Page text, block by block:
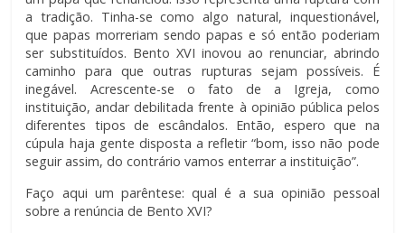
a tradição. Tinha-se como algo natural, inquestionável,
que papas morreriam sendo papas e só então poderiam
ser substituídos. Bento XVI inovou ao renunciar, abrindo
caminho para que outras rupturas sejam possíveis. É
inegável. Acrescente-se o fato de a Igreja, como
instituição, andar debilitada frente à opinião pública pelos
diferentes tipos de escândalos. Então, espero que na
cúpula haja gente disposta a refletir “bom, isso não pode
seguir assim, do contrário vamos enterrar a instituição”.
Faço aqui um parêntese: qual é a sua opinião pessoal
sobre a renúncia de Bento XVI?